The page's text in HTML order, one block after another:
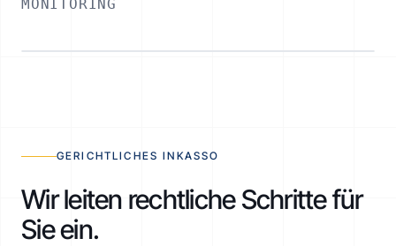
MONITORING
Realisiert
GERICHTLICHES INKASSO
Wir leiten rechtliche Schritte für
Sie ein.